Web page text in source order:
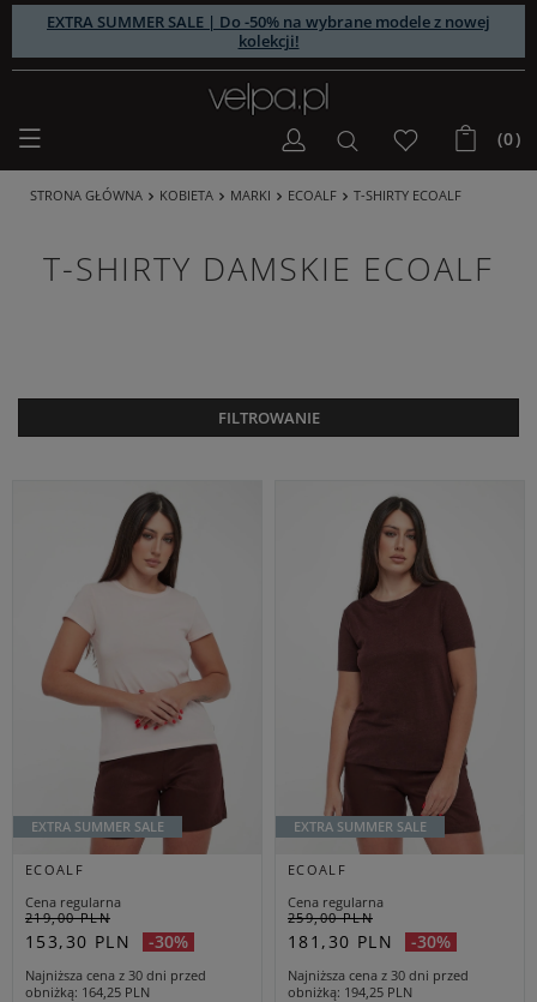
EXTRA SUMMER SALE | Do -50% na wybrane modele z nowej
kolekcji!
(0)
STRONA GŁÓWNA KOBIETA MARKI ECOALF T-SHIRTY ECOALF
T-SHIRTY DAMSKIE ECOALF
FILTROWANIE
EXTRA SUMMER SALE
ECOALF
Cena regularna
219,00 PLN
153,30 PLN -30%
Najniższa cena z 30 dni przed
obniżką 164,25 PLN
EXTRA SUMMER SALE
ECOALF
Cena regularna
259,00 PLN
181,30 PLN -30%
Najniższa cena z 30 dni przed
obniżką 194,25 PLN